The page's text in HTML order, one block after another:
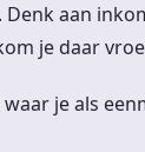
aan
je daar
waar je als